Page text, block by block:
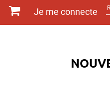
Je me connecte